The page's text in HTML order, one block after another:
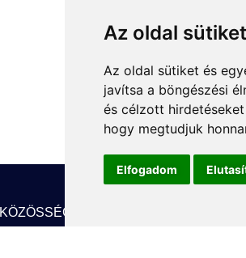
Az oldal
Az oldal sütiket és
javítsa a böngészési
és célzott
hogy megtudjuk
Elfogadom
A
már
KÖZÖSSÉGI MÉDIA